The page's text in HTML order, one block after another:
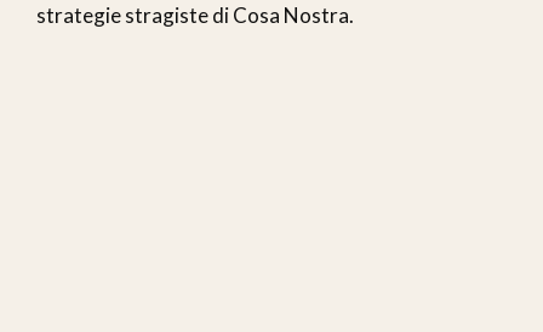
strategie stragiste di Cosa Nostra.